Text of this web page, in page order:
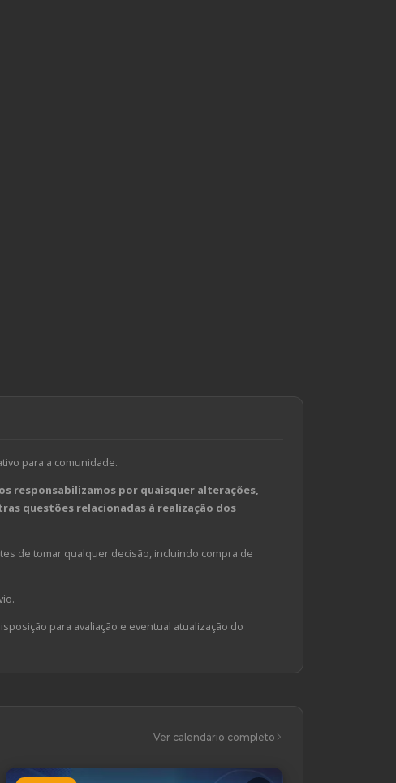
para a comunidade.
responsabilizamos por quaisquer alterações,
questões relacionadas à realização dos
de tomar qualquer decisão, incluindo compra de
para avaliação e eventual atualização do
Ver calendário completo